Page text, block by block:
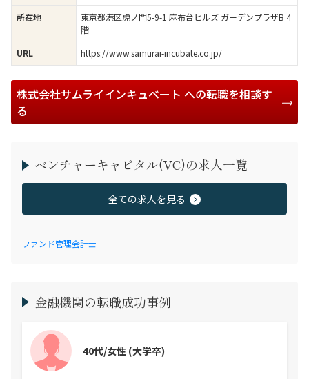
所在地
東京都港区虎ノ門5-9-1 麻布台ヒルズ ガーデンプラザB 4
階
URL https://www.samurai-incubate.co.jp/
株式会社サムライインキュベート への転職を相談す
る
ベンチャーキャピタル(VC)の求人一覧
全ての求人を見る
ファンド管理会計士
金融機関の転職成功事例
40代/女性 (大学卒)